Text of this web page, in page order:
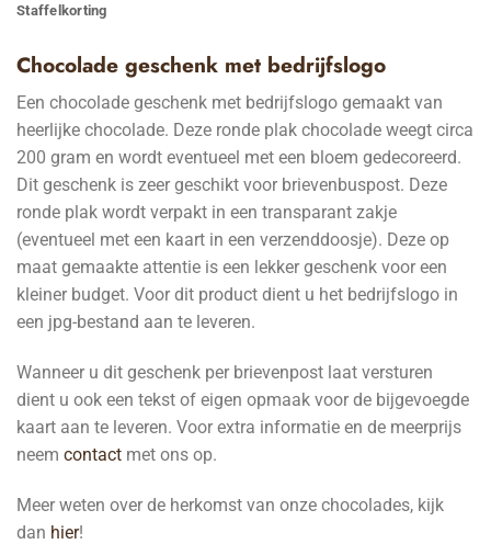
Staffelkorting
Chocolade geschenk met bedrijfslogo
Een chocolade geschenk met bedrijfslogo gemaakt van
heerlijke chocolade. Deze ronde plak chocolade weegt circa
200 gram en wordt eventueel met een bloem gedecoreerd.
Dit geschenk is zeer geschikt voor brievenbuspost. Deze
ronde plak wordt verpakt in een transparant zakje
(eventueel met een kaart in een verzenddoosje). Deze op
maat gemaakte attentie is een lekker geschenk voor een
kleiner budget. Voor dit product dient u het bedrijfslogo in
een jpg-bestand aan te leveren.
Wanneer u dit geschenk per brievenpost laat versturen
dient u ook een tekst of eigen opmaak voor de bijgevoegde
kaart aan te leveren. Voor extra informatie en de meerprijs
neem contact met ons op.
Meer weten over de herkomst van onze chocolades, kijk
dan hier!